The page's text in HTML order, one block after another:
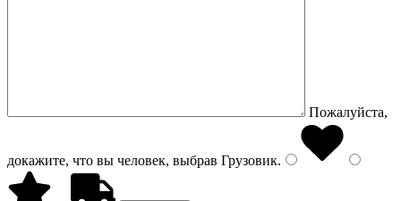
Пожалуйста,
докажите, что вы человек, выбрав Грузовик.